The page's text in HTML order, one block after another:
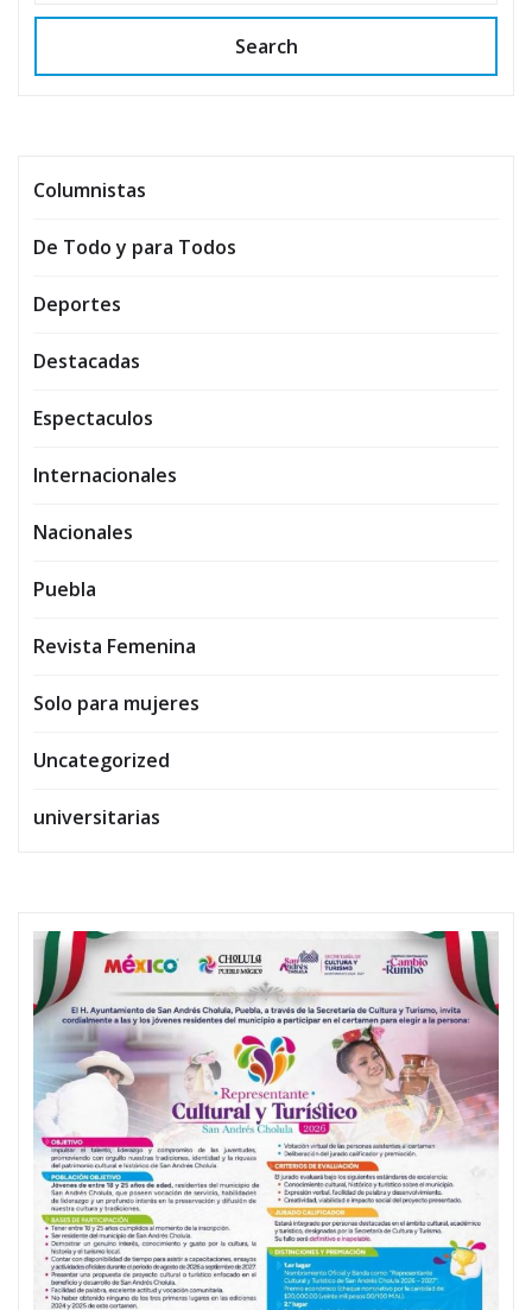
Search
Columnistas
De Todo y para Todos
Deportes
Destacadas
Espectaculos
Internacionales
Nacionales
Puebla
Revista Femenina
Solo para mujeres
Uncategorized
universitarias